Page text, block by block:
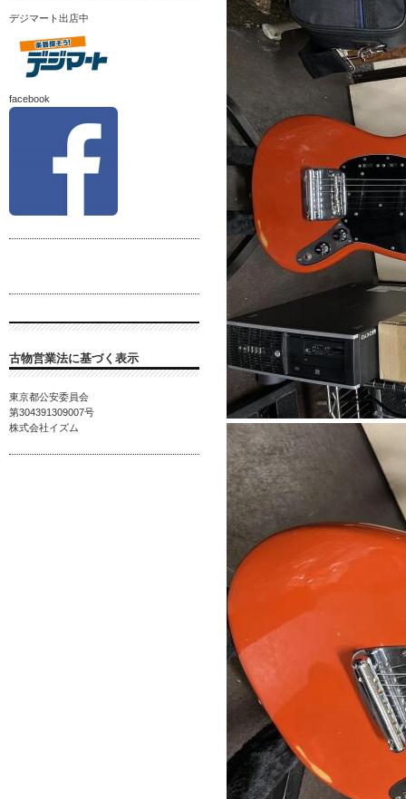
デジマート出店中
facebook
古物営業法に基づく表示
東京都公安委員会
第304391309007号
株式会社イズム